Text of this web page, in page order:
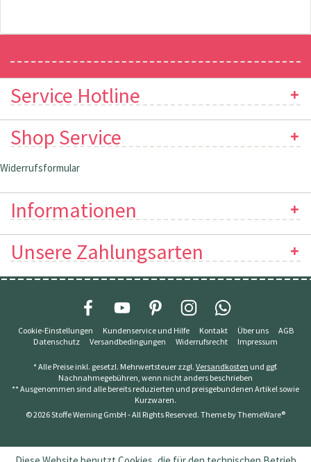
Service Hotline
Shop Service
Widerrufsformular
Informationen
Unsere Zahlungsarten
Cookie-Einstellungen Kundenservice und Hilfe Kontakt Über uns
AGB
Datenschutz
Versandbedingungen Widerrufsrecht Impressum
* Alle Preise inkl. gesetzl. Mehrwertsteuer zzgl. Versandkosten und ggf.
Nachnahmegebühren, wenn nicht anders beschrieben
** Ausgenommen sind alle bereits reduzierten und preisgebundenen Artikel sowie
Kurzwaren.
© 2026 Stoffe Werning GmbH - All Rights Reserved. Theme byThemeWare®